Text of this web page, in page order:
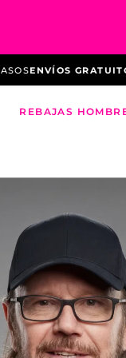
ENVÍOS GRATUITOS +
REBAJAS